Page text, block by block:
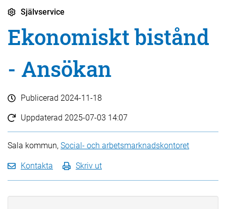
Självservice
Ekonomiskt bistånd
- Ansökan
Publicerad 2024-11-18
Uppdaterad 2025-07-03 14:07
Sala kommun, Social- och arbetsmarknadskontoret
Kontakta Skriv ut